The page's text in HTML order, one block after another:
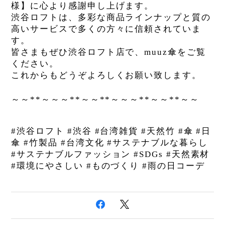
様】に心より感謝申し上げます。
渋谷ロフトは、多彩な商品ラインナップと質の
高いサービスで多くの方々に信頼されていま
す。
皆さまもぜひ渋谷ロフト店で、muuz傘をご覧
ください。
これからもどうぞよろしくお願い致します。
～～ ** ～～～ ** ～～ ** ～～～ ** ～～ ** ～～
#渋谷ロフト #渋谷 #台湾雑貨 #天然竹 #傘 #日
傘 #竹製品 #台湾文化 #サステナブルな暮らし
#サステナブルファッション #SDGs #天然素材
#環境にやさしい #ものづくり #雨の日コーデ